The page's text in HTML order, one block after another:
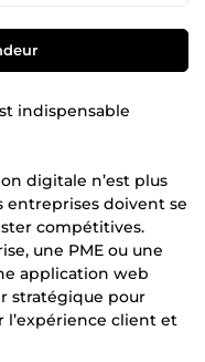
indispensable
digitale n’est plus
entreprises doivent se
compétitives.
une PME ou une
application web
stratégique pour
l’expérience client et